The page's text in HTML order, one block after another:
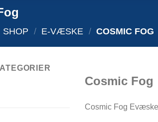
SHOP / E-VÆSKE / COSMIC FOG
Cosmic Fog
Cosmic Fog Evæske